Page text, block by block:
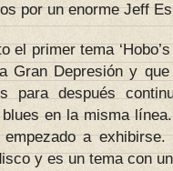
por un enorme Jeff
el primer tema
Gran Depresión y
para después
blues en la misma
a exhibirse.
y es un tema con